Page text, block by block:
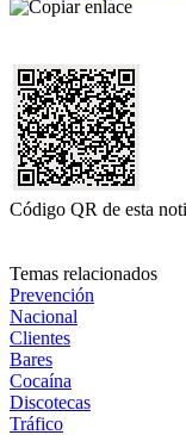
Código QR de esta
Temas relacionados
Prevención
Nacional
Clientes
Bares
Cocaína
Discotecas
Tráfico